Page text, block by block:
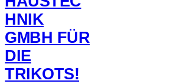
HNIK
GMBH FÜR
DIE
TRIKOTS!